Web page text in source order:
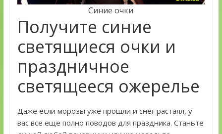
Синие очки
Получите синие
светящиеся очки и
праздничное
светящееся ожерелье
Даже если морозы уже прошли и снег растаял, у
вас все еще полно поводов для праздника. Станьте